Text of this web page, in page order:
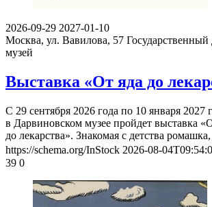
2026-09-29 2027-01-10
Москва, ул. Вавилова, 57
музей
Выставка «От яда до
С 29 сентября 2026 года по 10 января 2027
в Дарвиновском музее пройдет выставка
до лекарства». Знакомая с детства
https://schema.org/InStock 2026-08-
39 0